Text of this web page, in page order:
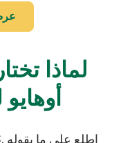
لماذا